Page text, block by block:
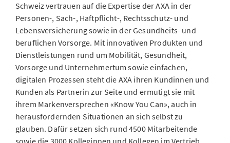
Schweiz vertrauen auf die Expertise der AXA in der
Personen-, Sach-, Haftpflicht-, Rechtsschutz- und
Lebensversicherung sowie in der Gesundheits- und
beruflichen Vorsorge. Mit innovativen Produkten und
Dienstleistungen rund um Mobilität, Gesundheit,
Vorsorge und Unternehmertum sowie einfachen,
digitalen Prozessen steht die AXA ihren Kundinnen und
Kunden als Partnerin zur Seite und ermutigt sie mit
ihrem Markenversprechen «Know You Can», auch in
herausfordernden Situationen an sich selbst zu
glauben. Dafür setzen sich rund 4500 Mitarbeitende
sowie die 3000 Kolleginnen und Kollegen im Vertrieb